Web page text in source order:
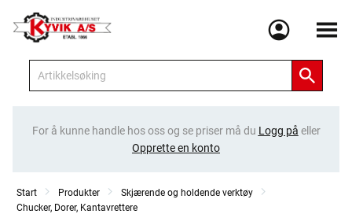
Meny
For å kunne handle hos oss og se priser må du Logg på eller
Opprette en konto
Start Produkter
Skjærende og holdende verktøy
Chucker, Dorer, Kantavrettere